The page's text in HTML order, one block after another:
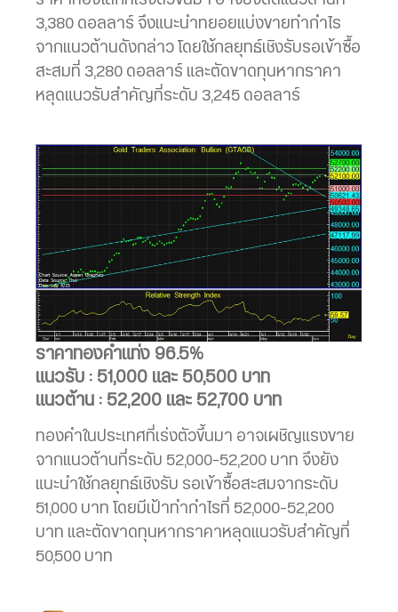
3,380 ดอลลาร์ จึงแนะนำทยอยแบ่งขายทำกำไร
จากแนวต้านดังกล่าว โดยใช้กลยุทธ์เชิงรับรอเข้าซื้อ
สะสมที่ 3,280 ดอลลาร์ และตัดขาดทุนหากราคา
หลุดแนวรับสำคัญที่ระดับ 3,245 ดอลลาร์
ราคาทองคำแท่ง 96.5%
แนวรับ : 51,000 และ 50,500 บาท
แนวต้าน : 52,200 และ 52,700 บาท
ทองคำในประเทศที่เร่งตัวขึ้นมา อาจเผชิญแรงขาย
จากแนวต้านที่ระดับ 52,000-52,200 บาท จึงยัง
แนะนำใช้กลยุทธ์เชิงรับ รอเข้าซื้อสะสมจากระดับ
51,000 บาท โดยมีเป้าทำกำไรที่ 52,000-52,200
บาท และตัดขาดทุนหากราคาหลุดแนวรับสำคัญที่
50,500 บาท